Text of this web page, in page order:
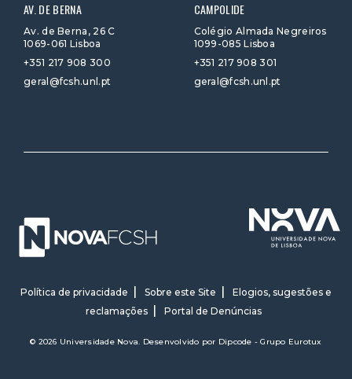
AV. DE BERNA
Av. de Berna, 26 C
1069-061 Lisboa
+351 217 908 300
geral@fcsh.unl.pt
CAMPOLIDE
Colégio Almada Negreiros
1099-085 Lisboa
+351 217 908 301
geral@fcsh.unl.pt
Política de privacidade Sobre este Site
Elogios, sugestões e
reclamações
Portal de Denúncias
© 2026 Universidade Nova. Desenvolvido por Dipcode - Grupo Eurotux